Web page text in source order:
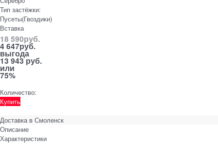
Тип застёжки:
Пусеты(Гвоздики)
Вставка
18 590руб.
4 647руб.
выгода
13 943 руб.
или
75%
Количество:
Купить
Доставка в Смоленск
Описание
Характеристики